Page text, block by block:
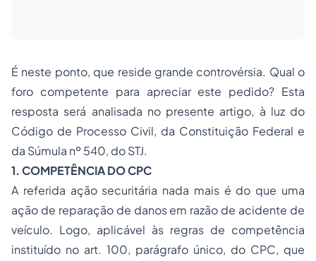
É neste ponto, que reside grande controvérsia. Qual o
foro competente para apreciar este pedido? Esta
resposta será analisada no presente artigo, à luz do
Código de Processo Civil, da Constituição Federal e
da Súmula nº 540, do STJ.
1. COMPETÊNCIA DO CPC
A referida ação securitária nada mais é do que uma
ação de reparação de danos em razão de acidente de
veículo. Logo, aplicável às regras de competência
instituído no art. 100, parágrafo único, do CPC, que